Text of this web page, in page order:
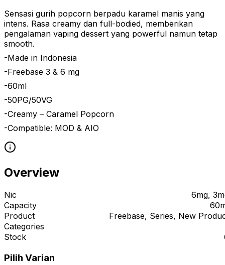
Sensasi gurih popcorn berpadu karamel manis yang
intens. Rasa creamy dan full-bodied, memberikan
pengalaman vaping dessert yang powerful namun tetap
smooth.
-Made in Indonesia
-Freebase 3 & 6 mg
-60ml
-50PG/50VG
-Creamy – Caramel Popcorn
-Compatible: MOD & AIO
Overview
Nic
6mg,
Capacity
Product
Categories
Freebase, Series, New
Stock
Pilih Varian